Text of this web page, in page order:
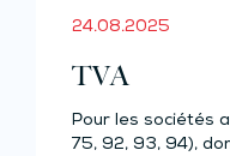
24.08.2025
TVA
Pour les sociétés
75, 92, 93, 94),